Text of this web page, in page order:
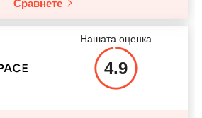
Сравнете
Нашата оценка
4.9